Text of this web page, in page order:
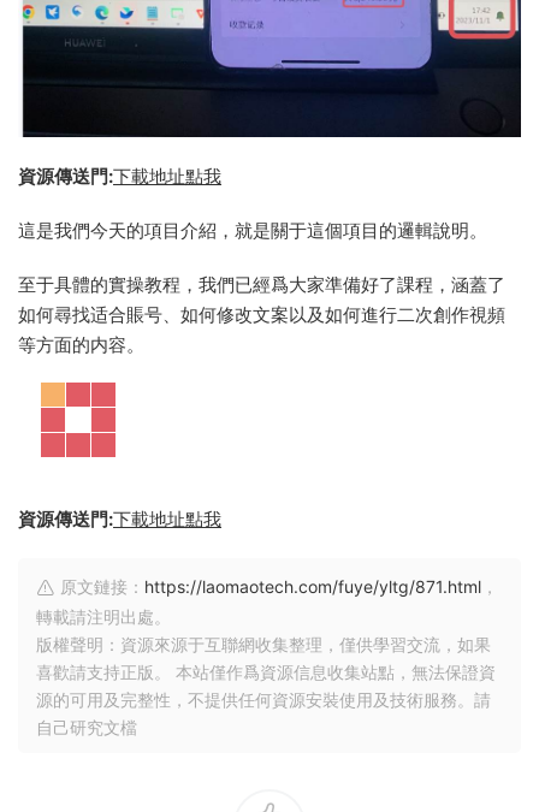
資源傳送門:下載地址點我
這是我們今天的項目介紹，就是關于這個項目的邏輯說明。
至于具體的實操教程，我們已經爲大家準備好了課程，涵蓋了
如何尋找适合賬号、如何修改文案以及如何進行二次創作視頻
等方面的内容。
資源傳送門:下載地址點我
原文鏈接： https://laomaotech.com/fuye/yltg/871.html ，
轉載請注明出處。
版權聲明：資源來源于互聯網收集整理，僅供學習交流，如果
喜歡請支持正版。 本站僅作爲資源信息收集站點，無法保證資
源的可用及完整性，不提供任何資源安裝使用及技術服務。請
自己研究文檔